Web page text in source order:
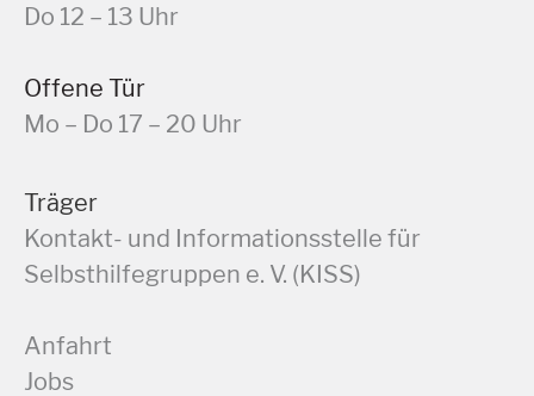
Do 12 – 13 Uhr
Offene Tür
Mo – Do 17 – 20 Uhr
Träger
Kontakt- und Informationsstelle für
Selbsthilfegruppen e. V. (KISS)
Anfahrt
Jobs